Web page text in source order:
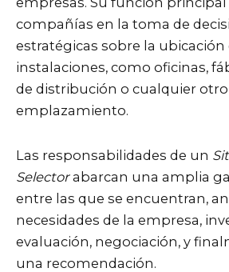
compañías en la toma de
estratégicas sobre la ubicación
instalaciones, como oficinas,
de distribución o cualquier
emplazamiento.
Las responsabilidades de un
Selectorabarcan una amplia
entre las que se encuentran,
necesidades de la empresa,
evaluación, negociación, y
una recomendación.